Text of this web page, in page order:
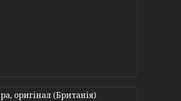
оригінал (Британія)